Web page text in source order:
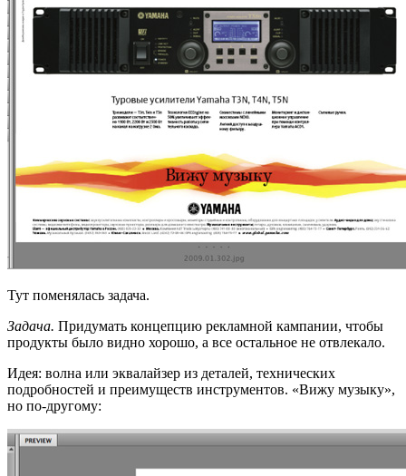
Тут поменялась задача.
Задача. Придумать концепцию рекламной кампании, чтобы
продукты было видно хорошо, а все остальное не отвлекало.
Идея: волна или эквалайзер из деталей, технических
подробностей и преимуществ инструментов. «Вижу музыку»,
но по-другому: